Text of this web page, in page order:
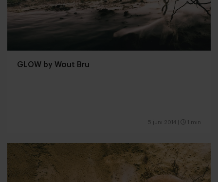
GLOW by Wout Bru
5 juni 2014 1 min